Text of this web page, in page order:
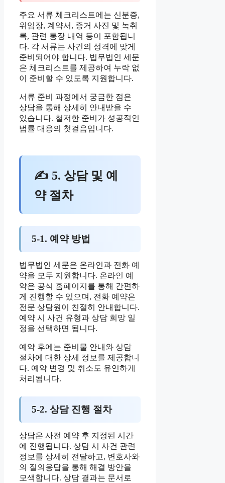
주요 서류 체크리스트에는 신분증,
위임장, 계약서, 증거 사진 및 녹취
록, 관련 통장 내역 등이 포함됩니
다. 각 서류는 사건의 성격에 맞게
준비되어야 합니다. 법무법인 세문
은 체크리스트를 제공하여 누락 없
이 준비할 수 있도록 지원합니다.
서류 준비 과정에서 궁금한 점은
상담을 통해 상세히 안내받을 수
있습니다. 철저한 준비가 성공적인
법률 대응의 첫걸음입니다.
✍ 5. 상담 및 예
약 절차
5-1. 예약 방법
법무법인 세문은 온라인과 전화 예
약을 모두 지원합니다. 온라인 예
약은 공식 홈페이지를 통해 간편하
게 진행할 수 있으며, 전화 예약은
전문 상담원이 친절히 안내합니다.
예약 시 사건 유형과 상담 희망 일
정을 선택하면 됩니다.
예약 후에는 준비물 안내와 상담
절차에 대한 상세 정보를 제공합니
다. 예약 변경 및 취소도 유연하게
처리됩니다.
5-2. 상담 진행 절차
상담은 사전 예약 후 지정된 시간
에 진행됩니다. 상담 시 사건 관련
정보를 상세히 전달하고, 변호사와
의 질의응답을 통해 해결 방안을
모색합니다. 상담 결과는 문서로